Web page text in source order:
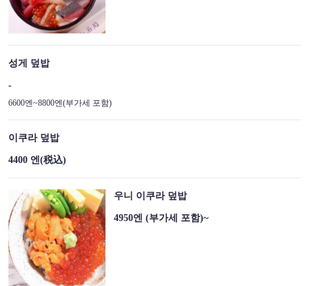
성게 덮밥
-
6600엔~8800엔(부가세 포함)
이쿠라 덮밥
4400 엔 (税込)
우니 이쿠라 덮밥
4950엔 (부가세 포함)~